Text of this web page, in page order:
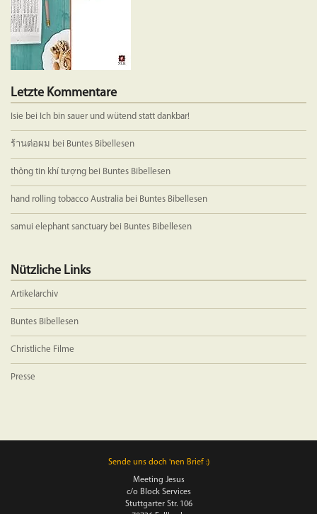
Letzte Kommentare
Isie bei Ich bin sauer und wütend statt dankbar!
ร้านต่อผม bei Buntes Bibellesen
thông tin khí tượng bei Buntes Bibellesen
hand rolling tobacco Australia bei Buntes Bibellesen
samui elephant sanctuary bei Buntes Bibellesen
Nützliche Links
Artikelarchiv
Buntes Bibellesen
Christliche Filme
Presse
Sende uns doch 'nen Brief :)
Meeting Jesus
c/o Block Services
Stuttgarter Str. 106